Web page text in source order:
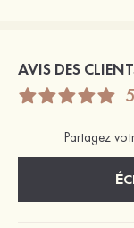
AVIS DES
Partagez